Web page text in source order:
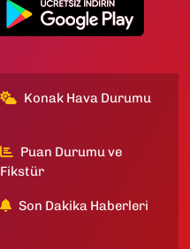
Konak Hava Durumu
Puan Durumu ve
Fikstür
Son Dakika Haberleri